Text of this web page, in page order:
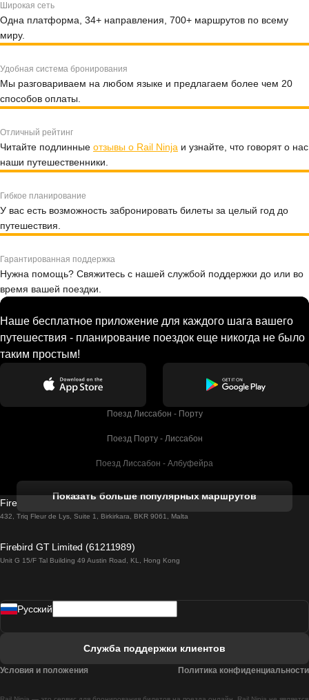
Широкая сеть
Одна платформа, 34+ направления, 700+ маршрутов по всему
миру.
Удобная система бронирования
Мы разговариваем на любом языке и предлагаем более чем 20
способов оплаты.
Отличный рейтинг
Читайте подлинные отзывы о Rail Ninja и узнайте, что говорят о нас
наши путешественники.
Гибкое планирование
У вас есть возможность забронировать билеты за целый год до
путешествия.
Гарантированная поддержка
Нужна помощь? Свяжитесь с нашей службой поддержки до или во
время вашей поездки.
Наше бесплатное приложение для каждого шага вашего
путешествия - планирование поездок еще никогда не было
таким простым!
Поезд Лиссабон - Порту
Поезд Порту - Лиссабон
Поезд Лиссабон - Албуфейра
Поезд Лиссабон - Лагос
Поезд Лиссабон - Мадрид
Показать больше популярных маршрутов
Firebird GT Limited (OC 1451)
432, Triq Fleur de Lys, Suite 1, Birkirkara, BKR 9061, Malta
Firebird GT Limited (61211989)
Unit G 15/F Tal Building 49 Austin Road, KL, Hong Kong
Pусский
Служба поддержки клиентов
Условия и положения Политика конфиденциальности